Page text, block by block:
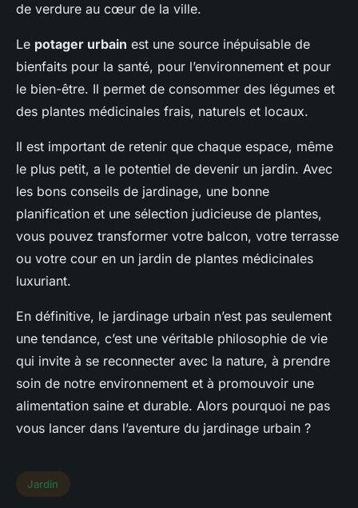
de verdure au cœur de la ville.
Le potager urbain est une source inépuisable de
bienfaits pour la santé, pour l’environnement et pour
le bien-être. Il permet de consommer des légumes et
des plantes médicinales frais, naturels et locaux.
Il est important de retenir que chaque espace, même
le plus petit, a le potentiel de devenir un jardin. Avec
les bons conseils de jardinage, une bonne
planification et une sélection judicieuse de plantes,
vous pouvez transformer votre balcon, votre terrasse
ou votre cour en un jardin de plantes médicinales
luxuriant.
En définitive, le jardinage urbain n’est pas seulement
une tendance, c’est une véritable philosophie de vie
qui invite à se reconnecter avec la nature, à prendre
soin de notre environnement et à promouvoir une
alimentation saine et durable. Alors pourquoi ne pas
vous lancer dans l’aventure du jardinage urbain ?
Jardin